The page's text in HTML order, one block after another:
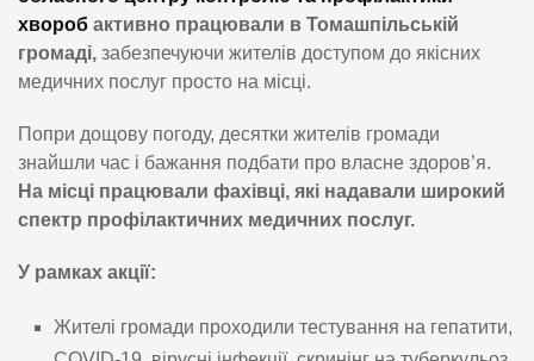
хвороб активно працювали в Томашпільській
громаді, забезпечуючи жителів доступом до якісних
медичних послуг просто на місці.
Попри дощову погоду, десятки жителів громади
знайшли час і бажання подбати про власне здоров’я.
На місці працювали фахівці, які надавали широкий
спектр профілактичних медичних послуг.
У рамках акції:
Жителі громади проходили тестування на гепатити,